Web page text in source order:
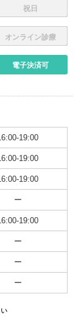
祝日
オンライン診療
電子決済可
19:00
19:00
19:00
ー
19:00
ー
ー
ー